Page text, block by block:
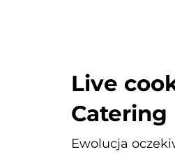
Live
Catering
Ewolucja